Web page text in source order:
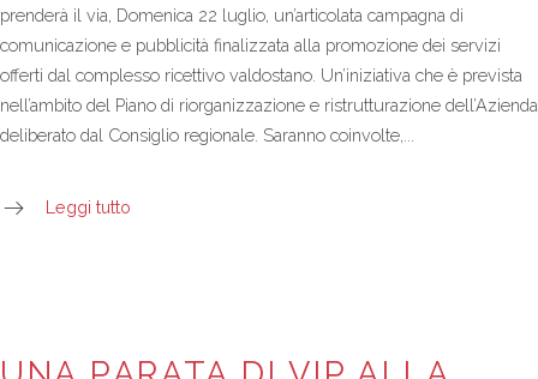
prenderà il via, Domenica 22 luglio, un’articolata campagna di
comunicazione e pubblicità finalizzata alla promozione dei servizi
offerti dal complesso ricettivo valdostano. Un’iniziativa che è prevista
nell’ambito del Piano di riorganizzazione e ristrutturazione dell’Azienda
deliberato dal Consiglio regionale. Saranno coinvolte,...
Leggi tutto